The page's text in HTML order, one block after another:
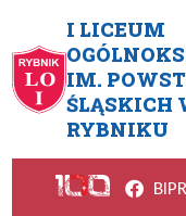
I LICEUM
IM.
ŚLĄSKICH
RYBNIKU
„Po
BIP